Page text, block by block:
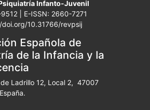
Infanto-Juvenil
| E-ISSN: 2660-7271
10.31766/revpsij
Española de
de la Infancia y la
Ladrillo 12, Local 2, 47007